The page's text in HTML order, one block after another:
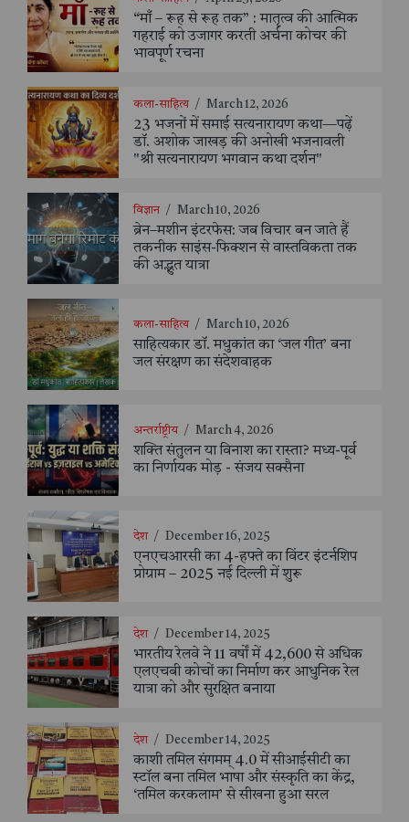
“माँ – रूह से रूह तक” : मातृत्व की आत्मिक
गहराई को उजागर करती अर्चना कोचर की
भावपूर्ण रचना
कला-साहित्य / March 12, 2026
23 भजनों में समाई सत्यनारायण कथा—पढ़ें
डॉ. अशोक जाखड़ की अनोखी भजनावली
"श्री सत्यनारायण भगवान कथा दर्शन"
विज्ञान / March 10, 2026
ब्रेन–मशीन इंटरफेस: जब विचार बन जाते हैं
तकनीक साइंस-फिक्शन से वास्तविकता तक
की अद्भुत यात्रा
कला-साहित्य / March 10, 2026
साहित्यकार डॉ. मधुकांत का ‘जल गीत’ बना
जल संरक्षण का संदेशवाहक
अन्तर्राष्ट्रीय / March 4, 2026
शक्ति संतुलन या विनाश का रास्ता? मध्य-पूर्व
का निर्णायक मोड़ - संजय सक्सैना
देश / December 16, 2025
एनएचआरसी का 4-हफ्ते का विंटर इंटर्नशिप
प्रोग्राम – 2025 नई दिल्ली में शुरू
देश / December 14, 2025
भारतीय रेलवे ने 11 वर्षों में 42,600 से अधिक
एलएचबी कोचों का निर्माण कर आधुनिक रेल
यात्रा को और सुरक्षित बनाया
देश / December 14, 2025
काशी तमिल संगमम् 4.0 में सीआईसीटी का
स्टॉल बना तमिल भाषा और संस्कृति का केंद्र,
‘तमिल करकलाम’ से सीखना हुआ सरल